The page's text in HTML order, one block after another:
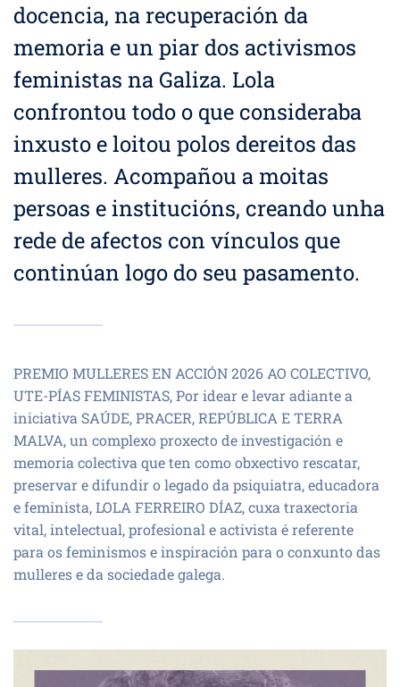
docencia, na recuperación da
memoria e un piar dos activismos
feministas na Galiza. Lola
confrontou todo o que consideraba
inxusto e loitou polos dereitos das
mulleres. Acompañou a moitas
persoas e institucións, creando unha
rede de afectos con vínculos que
continúan logo do seu pasamento.
PREMIO MULLERES EN ACCIÓN 2026 AO COLECTIVO,
UTE-PÍAS FEMINISTAS, Por idear e levar adiante a
iniciativa SAÚDE, PRACER, REPÚBLICA E TERRA
MALVA, un complexo proxecto de investigación e
memoria colectiva que ten como obxectivo rescatar,
preservar e difundir o legado da psiquiatra, educadora
e feminista, LOLA FERREIRO DÍAZ, cuxa traxectoria
vital, intelectual, profesional e activista é referente
para os feminismos e inspiración para o conxunto das
mulleres e da sociedade galega.